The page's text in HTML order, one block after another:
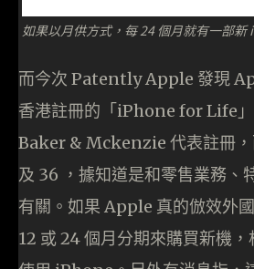
如果以月供方式，每 24 個月就有一部新
而今次 Patently Apple 發現
香港註冊的「iPhone for Life
Baker & Mckenzie 代表註冊，
及 36 ，據知道是和零售業務、
有關。如果 Apple 真的倣效外
12 或 24 個月分期來購買新機